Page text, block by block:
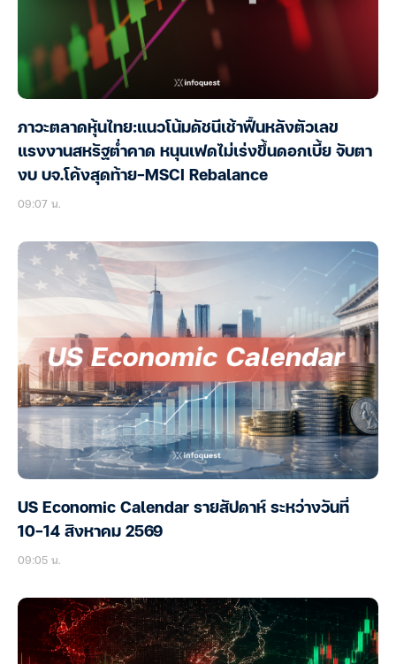
ภาวะตลาดหุ้นไทย:แนวโน้มดัชนีเช้าฟื้นหลังตัวเลข
แรงงานสหรัฐต่ำคาด หนุนเฟดไม่เร่งขึ้นดอกเบี้ย จับตา
งบ บจ.โค้งสุดท้าย-MSCI Rebalance
09:07 น.
US Economic Calendar รายสัปดาห์ ระหว่างวันที่
10-14 สิงหาคม 2569
09:05 น.